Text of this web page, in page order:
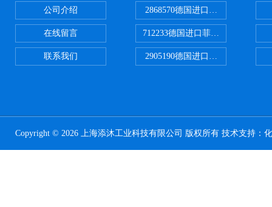
公司介绍
在线留言
联系我们
2868570德国进口菲尼克斯电源
712233德国进口菲尼克斯断路器
2905190德国进口菲尼克斯继电器
Copyright © 2026 上海添沐工业科技有限公司 版权所有 技术支持：